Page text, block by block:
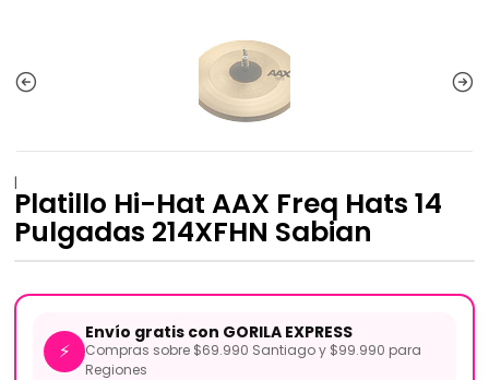
|
Platillo Hi-Hat AAX Freq Hats 14
Pulgadas 214XFHN Sabian
⚡
Envío gratis con GORILA EXPRESS
Compras sobre $69.990 Santiago y $99.990 para
Regiones